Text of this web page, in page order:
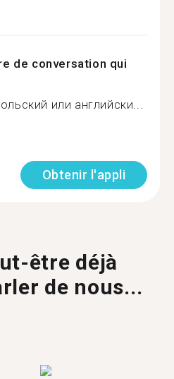
de conversation qui
или английски...
Obtenir l'appli
être déjà
de nous...